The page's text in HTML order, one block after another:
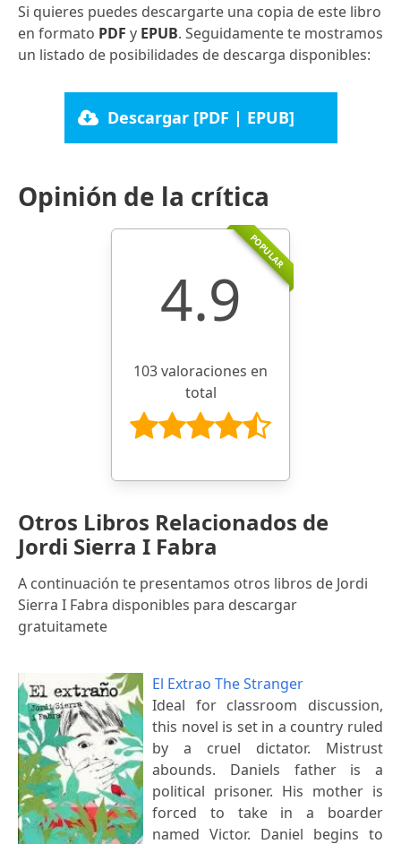
Si quieres puedes descargarte una copia de este libro
en formato PDF y EPUB. Seguidamente te mostramos
un listado de posibilidades de descarga disponibles:
Descargar [PDF | EPUB]
Opinión de la crítica
POPULAR
4.9
103 valoraciones en
total
Otros Libros Relacionados de
Jordi Sierra I Fabra
A continuación te presentamos otros libros de Jordi
Sierra I Fabra disponibles para descargar
gratuitamete
El Extrao The Stranger
Ideal for classroom discussion,
this novel is set in a country ruled
by a cruel dictator. Mistrust
abounds. Daniels father is a
political prisoner. His mother is
forced to take in a boarder
named Victor. Daniel begins to